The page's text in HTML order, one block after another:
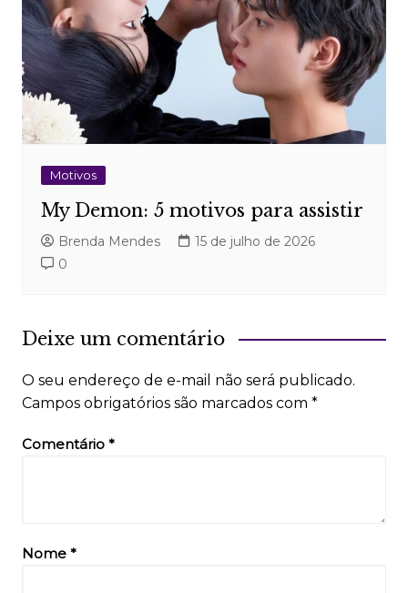
Motivos
My Demon: 5 motivos para assistir
Brenda Mendes
15 de julho de 2026
0
Deixe um comentário
O seu endereço de e-mail não será publicado.
Campos obrigatórios são marcados com *
Comentário *
Nome *